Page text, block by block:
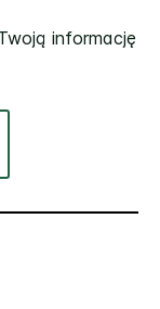
informację